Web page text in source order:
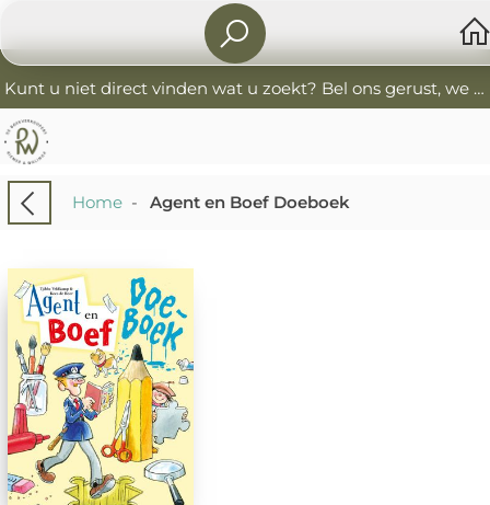
Kunt u niet direct vinden wat u zoekt? Bel ons gerust, we helpen u graag. 0341-552405 De Boekverkoopers
Home- Agent en Boef Doeboek